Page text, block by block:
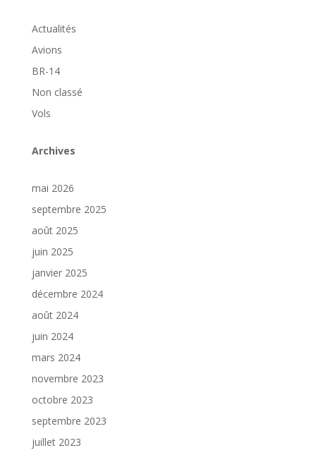
Actualités
Avions
BR-14
Non classé
Vols
Archives
mai 2026
septembre 2025
août 2025
juin 2025
janvier 2025
décembre 2024
août 2024
juin 2024
mars 2024
novembre 2023
octobre 2023
septembre 2023
juillet 2023